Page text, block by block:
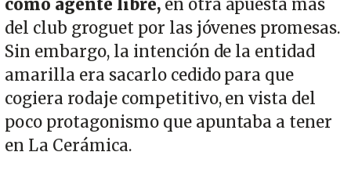
como agente libre,en otra apuesta más
del club groguet por las jóvenes promesas.
Sin embargo, la intención de la entidad
amarilla era sacarlo cedido para que
cogiera rodaje competitivo, en vista del
poco protagonismo que apuntaba a tener
en La Cerámica.